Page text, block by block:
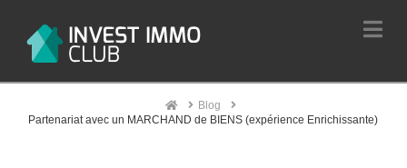
HomeBlog
Partenariat avec un MARCHAND de BIENS (expérience Enrichissante)